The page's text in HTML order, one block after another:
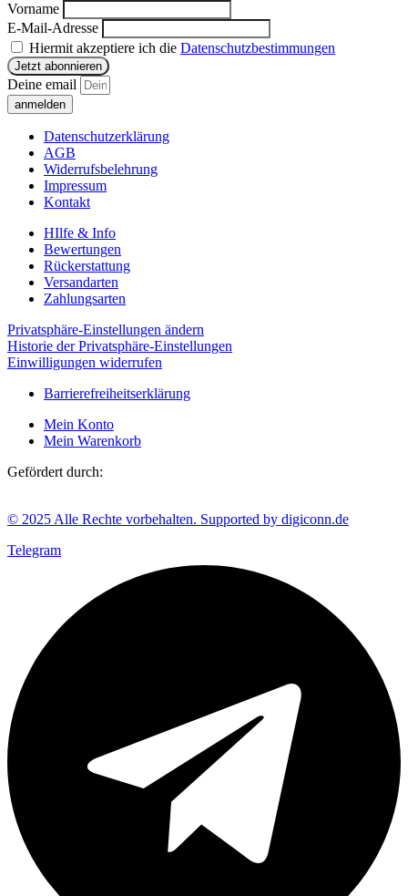
Vorname
E-Mail-Adresse
Hiermit akzeptiere ich die Datenschutzbestimmungen
Deine email
anmelden
Datenschutzerklärung
AGB
Widerrufsbelehrung
Impressum
Kontakt
HIlfe & Info
Bewertungen
Rückerstattung
Versandarten
Zahlungsarten
Privatsphäre-Einstellungen ändern
Historie der Privatsphäre-Einstellungen
Einwilligungen widerrufen
Barrierefreiheitserklärung
Mein Konto
Mein Warenkorb
Gefördert durch:
© 2025 Alle Rechte vorbehalten. Supported by digiconn.de
Telegram